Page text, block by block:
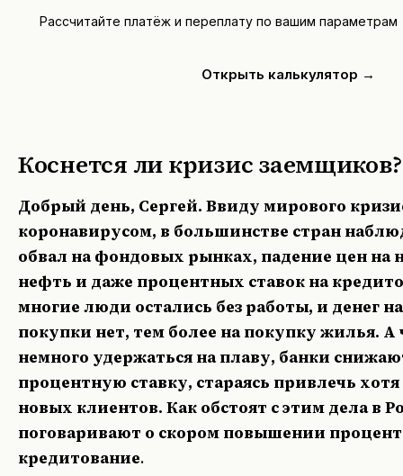
Рассчитайте платёж и переплату по вашим параметрам
Открыть калькулятор →
Коснется ли кризис заемщиков?
Добрый день, Сергей. Ввиду мирового
коронавирусом, в большинстве стран
обвал на фондовых рынках, падение цен на
нефть и даже процентных ставок на
многие люди остались без работы, и денег
покупки нет, тем более на покупку жилья. А
немного удержаться на плаву, банки
процентную ставку, стараясь привлечь
новых клиентов. Как обстоят с этим дела в
поговаривают о скором повышении
кредитование.